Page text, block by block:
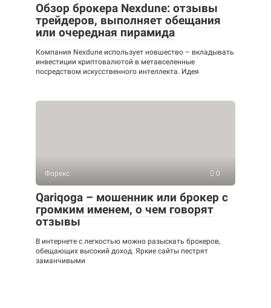
Обзор брокера Nexdune: отзывы
трейдеров, выполняет обещания
или очередная пирамида
Компания Nexdune использует новшество – вкладывать
инвестиции криптовалютой в метавселенные
посредством искусственного интеллекта. Идея
Форекс 0
Qariqoga – мошенник или брокер с
громким именем, о чем говорят
отзывы
В интернете с легкостью можно разыскать брокеров,
обещающих высокий доход. Яркие сайты пестрят
заманчивыми